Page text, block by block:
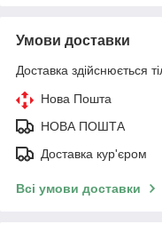
Умови доставки
Доставка здійснюється
Нова Пошта
НОВА ПОШТА
Доставка кур'єром
Всі умови доставки